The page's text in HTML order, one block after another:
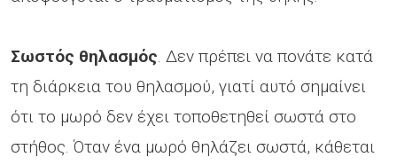
Σωστός θηλασμός. Δεν πρέπει να πονάτε κατά
τη διάρκεια του θηλασμού, γιατί αυτό σημαίνει
ότι το μωρό δεν έχει τοποθετηθεί σωστά στο
στήθος. Όταν ένα μωρό θηλάζει σωστά, κάθεται